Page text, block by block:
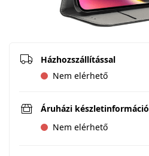
Házhozszállítással
Nem elérhető
Áruházi készletinformáció
Nem elérhető